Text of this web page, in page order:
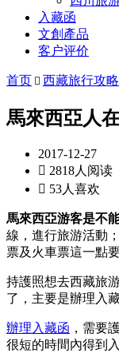
入藏函
文創產品
客户评价
首页  西藏旅行攻略
馬來西亞人
2017-12-27
 2818人阅读
 53人喜欢
馬來西亞游客是不
線，進行旅游活動
票及火車票這一點要
持護照想去西藏旅
了，主要是辦理入藏
辦理入藏函 ，需要
很短的時間內得到